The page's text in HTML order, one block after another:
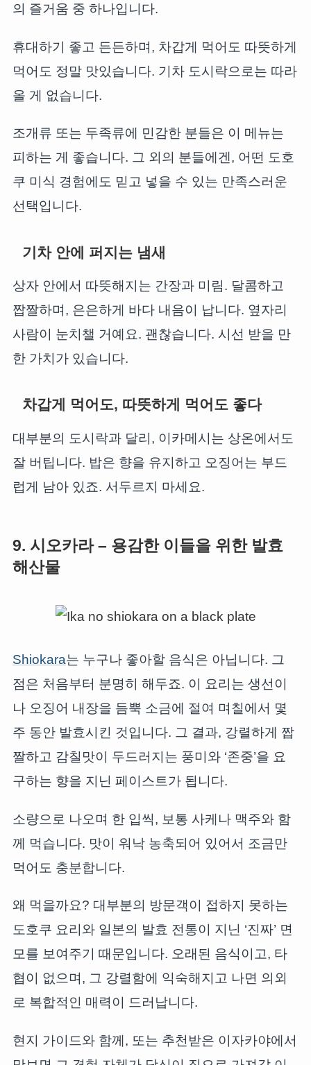
의 즐거움 중 하나입니다.
휴대하기 좋고 든든하며, 차갑게 먹어도 따뜻하게
먹어도 정말 맛있습니다. 기차 도시락으로는 따라
올 게 없습니다.
조개류 또는 두족류에 민감한 분들은 이 메뉴는
피하는 게 좋습니다. 그 외의 분들에겐, 어떤 도호
쿠 미식 경험에도 믿고 넣을 수 있는 만족스러운
선택입니다.
기차 안에 퍼지는 냄새
상자 안에서 따뜻해지는 간장과 미림. 달콤하고
짭짤하며, 은은하게 바다 내음이 납니다. 옆자리
사람이 눈치챌 거예요. 괜찮습니다. 시선 받을 만
한 가치가 있습니다.
차갑게 먹어도, 따뜻하게 먹어도 좋다
대부분의 도시락과 달리, 이카메시는 상온에서도
잘 버팁니다. 밥은 향을 유지하고 오징어는 부드
럽게 남아 있죠. 서두르지 마세요.
9. 시오카라 – 용감한 이들을 위한 발효
해산물
Shiokara는 누구나 좋아할 음식은 아닙니다. 그
점은 처음부터 분명히 해두죠. 이 요리는 생선이
나 오징어 내장을 듬뿍 소금에 절여 며칠에서 몇
주 동안 발효시킨 것입니다. 그 결과, 강렬하게 짭
짤하고 감칠맛이 두드러지는 풍미와 ‘존중’을 요
구하는 향을 지닌 페이스트가 됩니다.
소량으로 나오며 한 입씩, 보통 사케나 맥주와 함
께 먹습니다. 맛이 워낙 농축되어 있어서 조금만
먹어도 충분합니다.
왜 먹을까요? 대부분의 방문객이 접하지 못하는
도호쿠 요리와 일본의 발효 전통이 지닌 ‘진짜’ 면
모를 보여주기 때문입니다. 오래된 음식이고, 타
협이 없으며, 그 강렬함에 익숙해지고 나면 의외
로 복합적인 매력이 드러납니다.
현지 가이드와 함께, 또는 추천받은 이자카야에서